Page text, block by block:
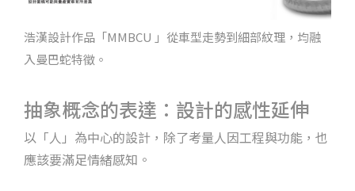
浩漢設計作品「MMBCU 」從車型走勢到細部紋理，均融
入曼巴蛇特徵。
抽象概念的表達：設計的感性延伸
以「人」為中心的設計，除了考量人因工程與功能，也
應該要滿足情緒感知。